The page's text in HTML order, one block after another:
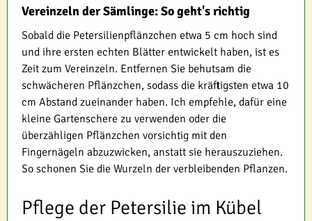
Vereinzeln der Sämlinge: So geht's richtig
Sobald die Petersilienpflänzchen etwa 5 cm hoch sind
und ihre ersten echten Blätter entwickelt haben, ist es
Zeit zum Vereinzeln. Entfernen Sie behutsam die
schwächeren Pflänzchen, sodass die kräftigsten etwa 10
cm Abstand zueinander haben. Ich empfehle, dafür eine
kleine Gartenschere zu verwenden oder die
überzähligen Pflänzchen vorsichtig mit den
Fingernägeln abzuzwicken, anstatt sie herauszuziehen.
So schonen Sie die Wurzeln der verbleibenden Pflanzen.
Pflege der Petersilie im Kübel